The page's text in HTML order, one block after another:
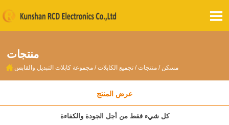

منتجات
 مسكن / منتجات/ تجميع الكابلات/ مجموعة كابلات التبديل والقابس
عرض المنتج
كل شيء فقط من أجل الجودة والكفاءة